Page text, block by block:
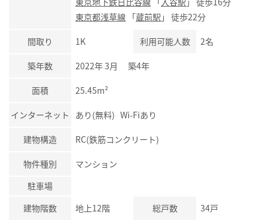
東京都浅草線 「蔵前駅 」 徒歩22分
間取り 1K 利用可能人数 2名
築年数 2022年 3月 築4年
面積 25.45m²
インターネット あり(無料) Wi-Fiあり
建物構造 RC(鉄筋コンクリート)
物件種別
マンション
駐車場
建物階数
地上12階 総戸数 34戸